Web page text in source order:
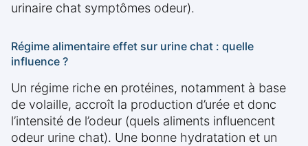
urinaire chat symptômes odeur).
Régime alimentaire effet sur urine chat : quelle
influence ?
Un régime riche en protéines, notamment à base
de volaille, accroît la production d’urée et donc
l’intensité de l’odeur (quels aliments influencent
odeur urine chat). Une bonne hydratation et un